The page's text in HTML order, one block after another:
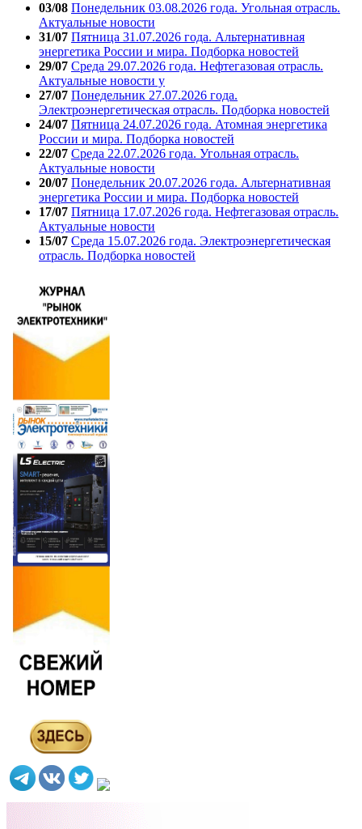
03/08 Понедельник 03.08.2026 года. Угольная отрасль.
Актуальные новости
31/07 Пятница 31.07.2026 года. Альтернативная
энергетика России и мира. Подборка новостей
29/07 Среда 29.07.2026 года. Нефтегазовая отрасль.
Актуальные новости у
27/07 Понедельник 27.07.2026 года.
Электроэнергетическая отрасль. Подборка новостей
24/07 Пятница 24.07.2026 года. Атомная энергетика
России и мира. Подборка новостей
22/07 Среда 22.07.2026 года. Угольная отрасль.
Актуальные новости
20/07 Понедельник 20.07.2026 года. Альтернативная
энергетика России и мира. Подборка новостей
17/07 Пятница 17.07.2026 года. Нефтегазовая отрасль.
Актуальные новости
15/07 Среда 15.07.2026 года. Электроэнергетическая
отрасль. Подборка новостей